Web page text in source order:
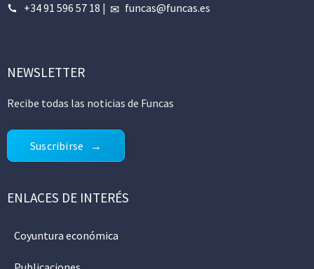
+34 91 596 57 18 | funcas@funcas.es
NEWSLETTER
Recibe todas las noticias de Funcas
Suscribirse
ENLACES DE INTERÉS
Coyuntura económica